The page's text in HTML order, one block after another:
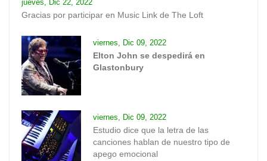
jueves, Dic 22, 2022
Gracias por participar en Music Link de The Loft
viernes, Dic 09, 2022
Elton John se despedirá en
Glastonbury
viernes, Dic 09, 2022
Estudio dice que la letra de las
canciones hablan de nuestro tipo de
apego emocional